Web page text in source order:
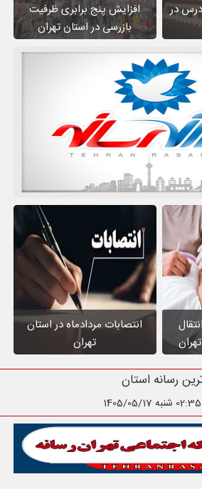
درس در
افزایش پنج برابری ظرفیت
بازرسی در استان تهران
انتقال
انتصابات مردادماه در استان
تهران
رسانه استان تهران
شنبه 1405/05/17